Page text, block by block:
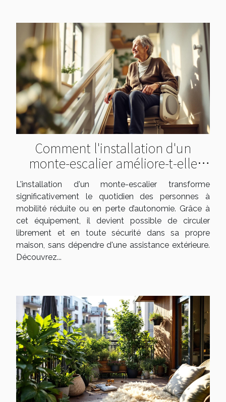
Comment l'installation d'un
monte-escalier améliore-t-elle
l'accessibilité?
L'installation d'un monte-escalier transforme
significativement le quotidien des personnes à
mobilité réduite ou en perte d’autonomie. Grâce à
cet équipement, il devient possible de circuler
librement et en toute sécurité dans sa propre
maison, sans dépendre d'une assistance extérieure.
Découvrez...